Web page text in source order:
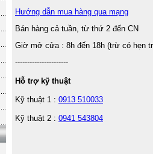
Hướng dẫn mua hàng qua mạng
Bán hàng cả tuần, từ thứ 2 đến CN
Giờ mở cửa : 8h đến 18h (trừ có hẹn
----------------------
Hỗ trợ kỹ thuật
Kỹ thuật 1 : 0913 510033
Kỹ thuật 2 : 0941 543804